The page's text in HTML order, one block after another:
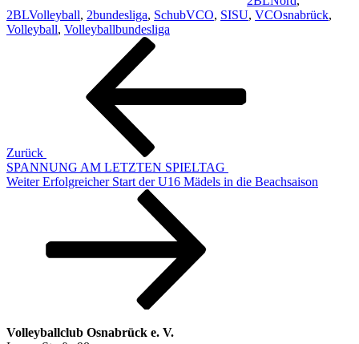
2BLVolleyball, 2bundesliga, SchubVCO, SISU, VCOsnabrück,
Volleyball, Volleyballbundesliga
Beitragsnavigation
Zurück
SPANNUNG AM LETZTEN SPIELTAG
Nächster
Weiter Erfolgreicher Start der U16 Mädels in die Beachsaison
Volleyballclub Osnabrück e. V.